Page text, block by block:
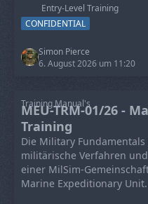
Entry-Level Training
CONFIDENTIAL
Simon Pierce
6. August 2026 um 11:20
Training Manual's
MEU-TRM-01/26 -
Training
Die Military
militärische Verfahren
einer MilSim-
Marine Expeditionary Unit.